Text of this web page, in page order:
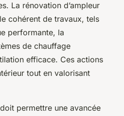
La rénovation d’ampleur
cohérent de travaux, tels
performante, la
de chauffage
efficace. Ces actions
tout en valorisant
permettre une avancée